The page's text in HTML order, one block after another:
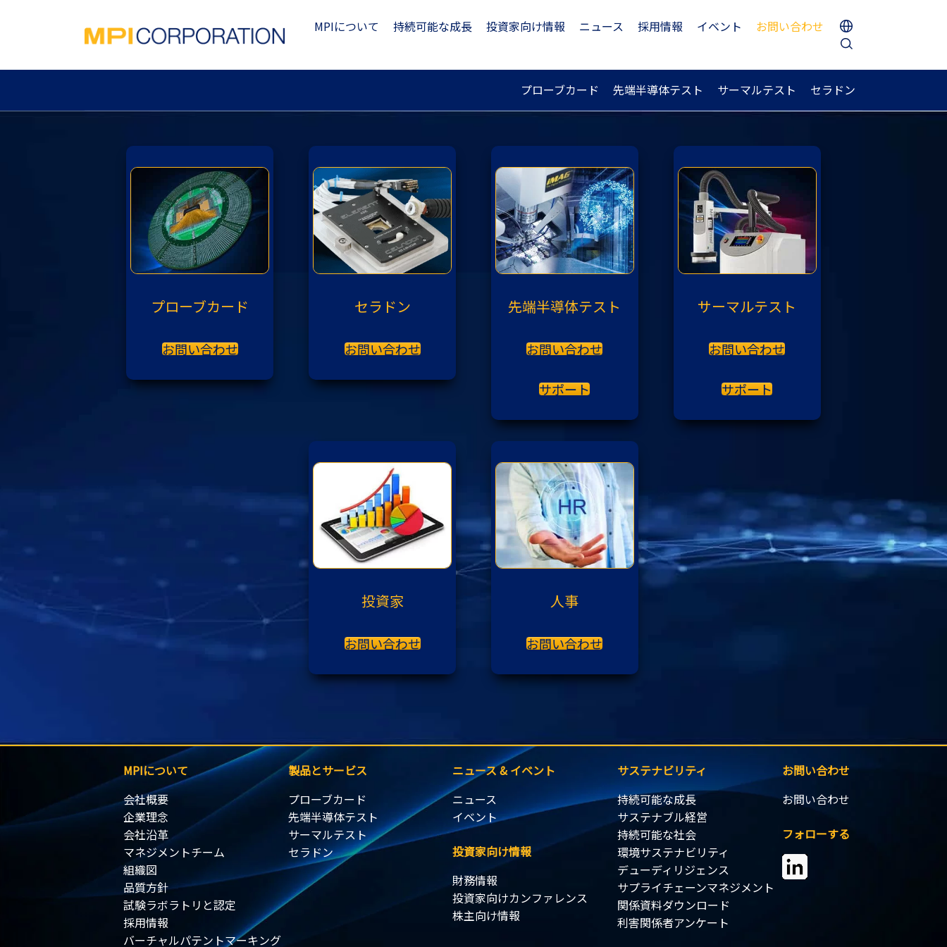
MPIについて 持続可能な成長 投資家向け情報 ニュース 採用情報 イベント お問い合わせ
プローブカード 先端半導体テスト サーマルテスト セラドン
プローブカード
お問い合わせ
セラドン
お問い合わせ
先端半導体テスト
お問い合わせ
サポート
サーマルテスト
お問い合わせ
サポート
投資家
お問い合わせ
人事
お問い合わせ
MPIについて
会社概要
企業理念
会社沿革
マネジメントチーム
組織図
品質方針
試験ラボラトリと認定
採用情報
バーチャルパテントマーキング
製品とサービス
プローブカード
先端半導体テスト
サーマルテスト
セラドン
ニュース & イベント
ニュース
イベント
投資家向け情報
財務情報
投資家向けカンファレンス
株主向け情報
サステナビリティ
持続可能な成長
サステナブル経営
持続可能な社会
環境サステナビリティ
デューディリジェンス
サプライチェーンマネジメント
関係資料ダウンロード
利害関係者アンケート
お問い合わせ
お問い合わせ
フォローする